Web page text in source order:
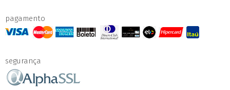
pagamento
segurança